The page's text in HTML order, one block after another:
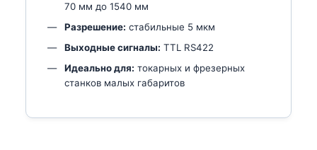
70 мм до 1540 мм
Разрешение: стабильные 5 мкм
Выходные сигналы: TTL RS422
Идеально для: токарных и фрезерных
станков малых габаритов